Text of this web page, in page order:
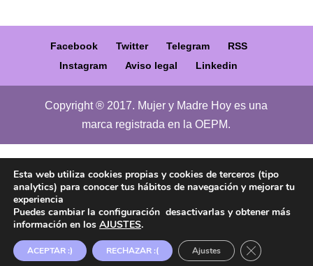
Facebook Twitter Telegram
RSS
Instagram
Aviso legal Linkedin
Copyright ® 2017. Mujer y Madre Hoy es una
marca registrada en la OEPM.
Esta web utiliza cookies propias y cookies de terceros (tipo
analytics) para conocer tus hábitos de navegación y mejorar tu
experiencia
Puedes cambiar la configuración desactivarlas y obtener más
información en los AJUSTES.
ACEPTAR :) RECHAZAR :( Ajustes Cerrar el